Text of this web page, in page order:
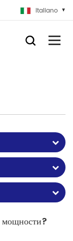
Italiano
мощности?